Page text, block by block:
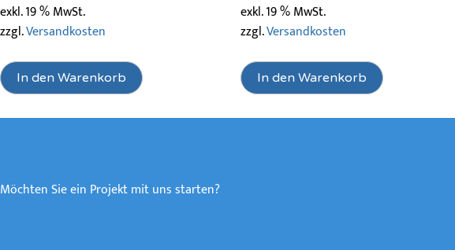
exkl. 19 % MwSt.
zzgl.Versandkosten
In den Warenkorb
exkl. 19 % MwSt.
zzgl.Versandkosten
In den Warenkorb
Möchten Sie ein Projekt mit uns starten?